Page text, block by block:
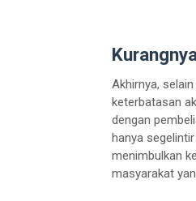
Akhirnya,
keterbatasan
dengan
hanya
menimbulkan
masyarakat